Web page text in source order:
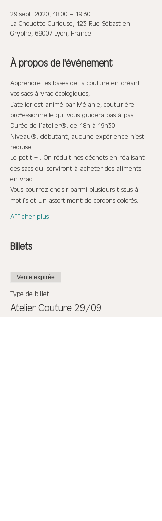
29 sept. 2020, 18:00 – 19:30
La Chouette Curieuse, 123 Rue Sébastien
Gryphe, 69007 Lyon, France
À propos de l'événement
Apprendre les bases de la couture en créant
vos sacs à vrac écologiques,
L’atelier est animé par Mélanie, couturière
professionnelle qui vous guidera pas à pas.
Durée de l’atelier : de 18h à 19h30.
Niveau : débutant, aucune expérience n’est
requise.
Le petit + : On réduit nos déchets en réalisant
des sacs qui serviront à acheter des aliments
en vrac
Vous pourrez choisir parmi plusieurs tissus à
motifs et un assortiment de cordons colorés.
Afficher plus
Billets
Vente expirée
Type de billet
Atelier Couture 29/09